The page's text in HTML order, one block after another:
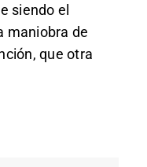
siendo el
maniobra de
que otra